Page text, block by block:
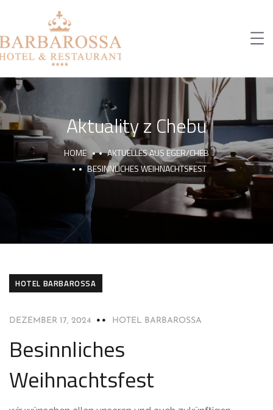
Aktuality z Chebu
HOME
AKTUELLES AUS EGER/CHEB
BESINNLICHES WEIHNACHTSFEST
HOTEL BARBAROSSA
DEZEMBER 17, 2024 HOTEL BARBAROSSA
Besinnliches
Weihnachtsfest